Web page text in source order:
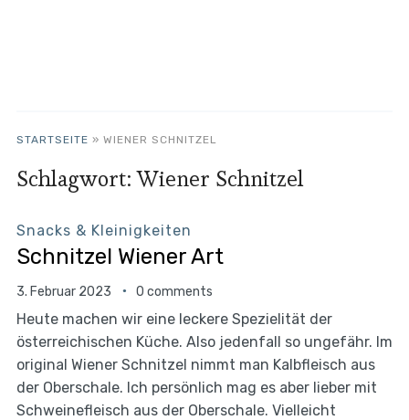
STARTSEITE » WIENER SCHNITZEL
Schlagwort:Wiener Schnitzel
Snacks & Kleinigkeiten
Schnitzel Wiener Art
3. Februar 2023 0 comments
Heute machen wir eine leckere Spezielität der
österreichischen Küche. Also jedenfall so ungefähr. Im
original Wiener Schnitzel nimmt man Kalbfleisch aus
der Oberschale. Ich persönlich mag es aber lieber mit
Schweinefleisch aus der Oberschale. Vielleicht